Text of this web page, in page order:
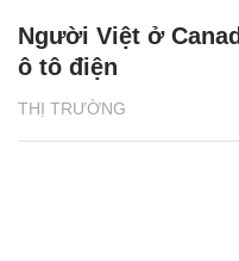
THỊ TRƯỜNG
Người Việt ở
ô tô điện